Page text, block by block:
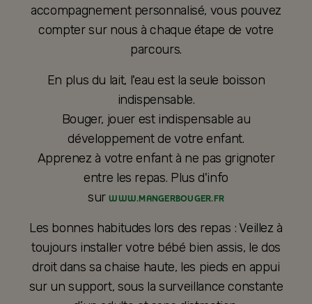
accompagnement personnalisé, vous pouvez
compter sur nous à chaque étape de votre
parcours.
En plus du lait, l'eau est la seule boisson
indispensable.
Bouger, jouer est indispensable au
développement de votre enfant.
Apprenez à votre enfant à ne pas grignoter
entre les repas. Plus d'info
surWWW.MANGERBOUGER.FR
Les bonnes habitudes lors des repas : Veillez à
toujours installer votre bébé bien assis, le dos
droit dans sa chaise haute, les pieds en appui
sur un support, sous la surveillance constante